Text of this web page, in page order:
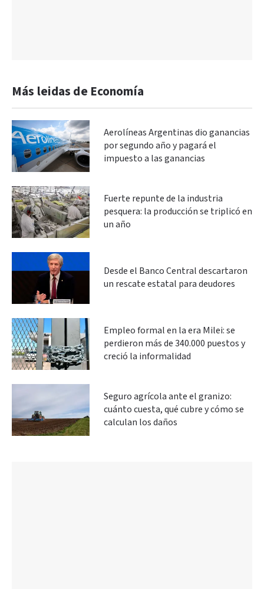
Más leidas de Economía
Aerolíneas Argentinas dio ganancias
por segundo año y pagará el
impuesto a las ganancias
Fuerte repunte de la industria
pesquera: la producción se triplicó en
un año
Desde el Banco Central descartaron
un rescate estatal para deudores
Empleo formal en la era Milei: se
perdieron más de 340.000 puestos y
creció la informalidad
Seguro agrícola ante el granizo:
cuánto cuesta, qué cubre y cómo se
calculan los daños